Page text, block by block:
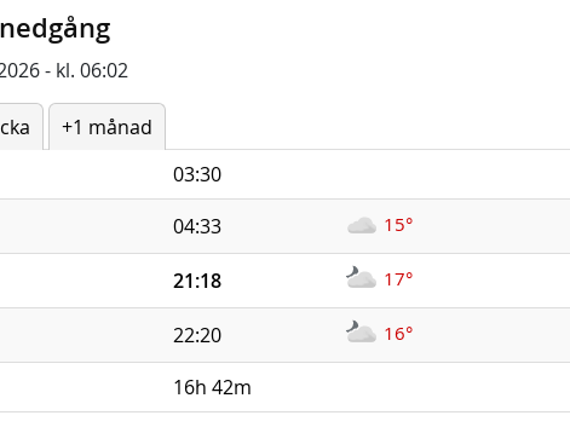
- kl. 06:02
+1 månad
03:30
04:33 15°
21:18 17°
22:20 16°
16h 42m